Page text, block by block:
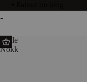
-
Table
Nokk